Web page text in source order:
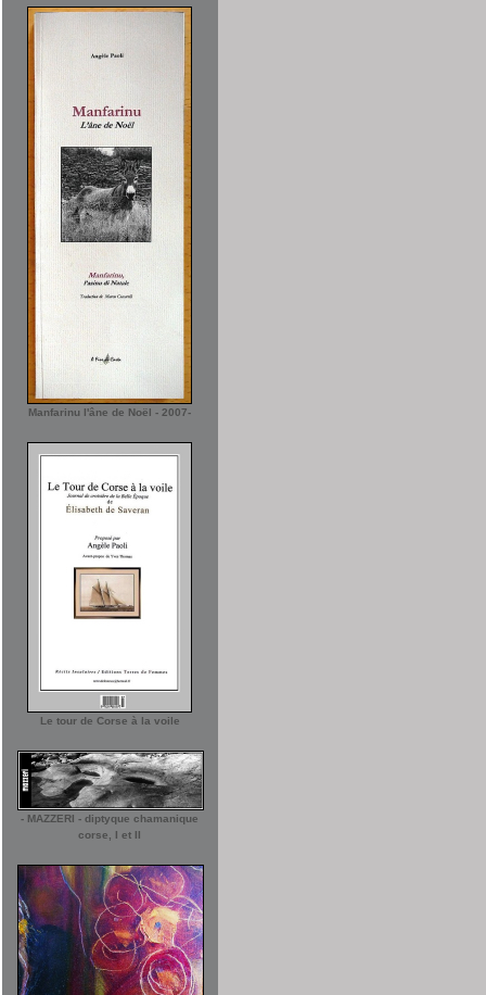
Manfarinu l'âne de Noël - 2007-
Le tour de Corse à la voile
- MAZZERI - diptyque chamanique
corse, I et II